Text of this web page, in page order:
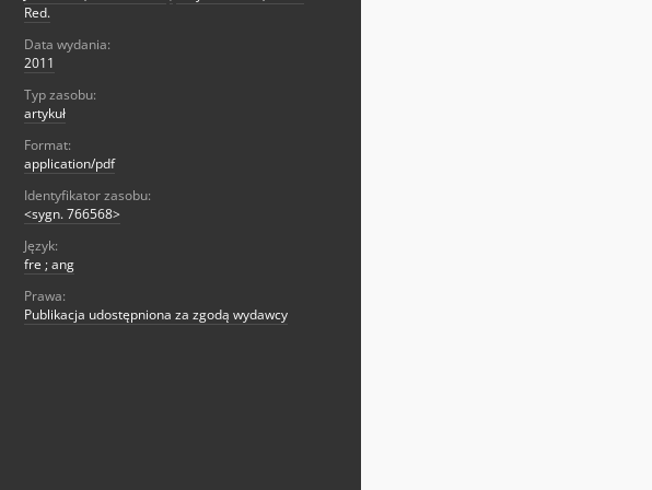
Red.
Data wydania:
2011
Typ zasobu:
artykuł
Format:
application/pdf
Identyfikator zasobu:
<sygn. 766568>
Język:
fre ; ang
Prawa:
Publikacja udostępniona za zgodą wydawcy